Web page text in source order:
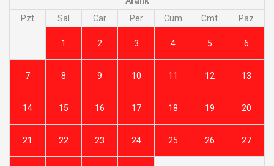
Pzt
Sal Car Per Cum Cmt Paz
1 2 3 4 5 6
7 8 9 10 11 12 13
14 15 16 17 18 19 20
21 22 23 24 25 26 27